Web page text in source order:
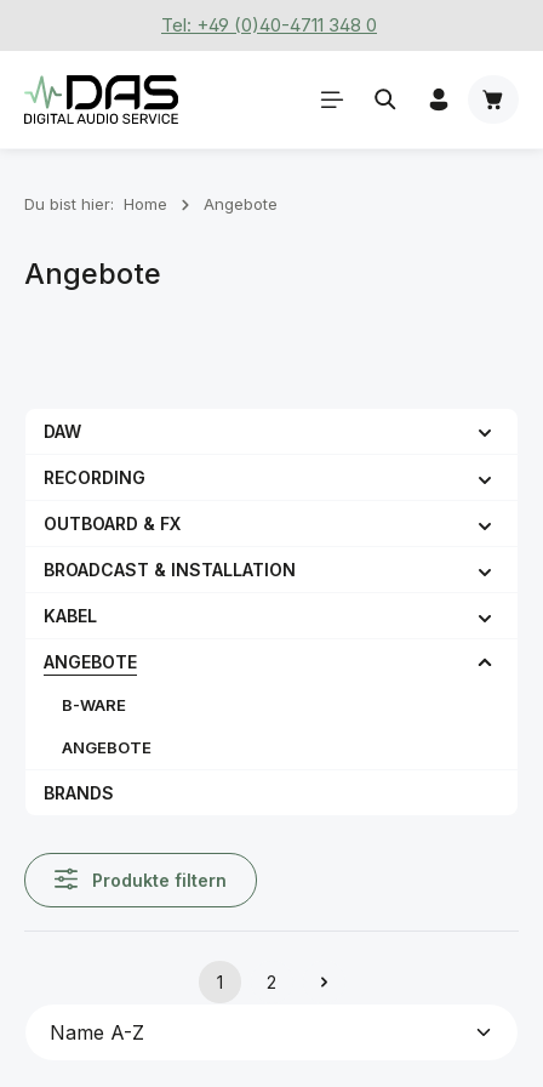
Zum Hauptinhalt springenTel: +49 (0)40-4711 348 0
Du bist hier: Home Angebote
Angebote
DAW
RECORDING
OUTBOARD & FX
BROADCAST & INSTALLATION
KABEL
ANGEBOTE
B-WARE
ANGEBOTE
BRANDS
Produkte filtern
Seite
1
Seite
2